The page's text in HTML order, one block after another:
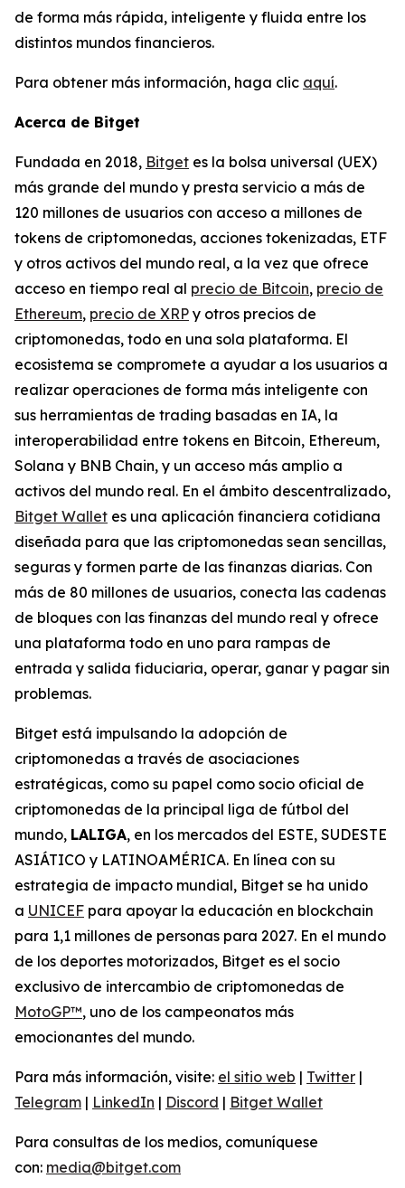
de forma más rápida, inteligente y fluida entre los
distintos mundos financieros.
Para obtener más información, haga clic aquí.
Acerca de Bitget
Fundada en 2018, Bitget es la bolsa universal (UEX)
más grande del mundo y presta servicio a más de
120 millones de usuarios con acceso a millones de
tokens de criptomonedas, acciones tokenizadas, ETF
y otros activos del mundo real, a la vez que ofrece
acceso en tiempo real al precio de Bitcoin, precio de
Ethereum, precio de XRP y otros precios de
criptomonedas, todo en una sola plataforma. El
ecosistema se compromete a ayudar a los usuarios a
realizar operaciones de forma más inteligente con
sus herramientas de trading basadas en IA, la
interoperabilidad entre tokens en Bitcoin, Ethereum,
Solana y BNB Chain, y un acceso más amplio a
activos del mundo real. En el ámbito descentralizado,
Bitget Wallet es una aplicación financiera cotidiana
diseñada para que las criptomonedas sean sencillas,
seguras y formen parte de las finanzas diarias. Con
más de 80 millones de usuarios, conecta las cadenas
de bloques con las finanzas del mundo real y ofrece
una plataforma todo en uno para rampas de
entrada y salida fiduciaria, operar, ganar y pagar sin
problemas.
Bitget está impulsando la adopción de
criptomonedas a través de asociaciones
estratégicas, como su papel como socio oficial de
criptomonedas de la principal liga de fútbol del
mundo, LALIGA, en los mercados del ESTE, SUDESTE
ASIÁTICO y LATINOAMÉRICA. En línea con su
estrategia de impacto mundial, Bitget se ha unido
a UNICEF para apoyar la educación en blockchain
para 1,1 millones de personas para 2027. En el mundo
de los deportes motorizados, Bitget es el socio
exclusivo de intercambio de criptomonedas de
MotoGP™, uno de los campeonatos más
emocionantes del mundo.
Para más información, visite: el sitio web | Twitter |
Telegram | LinkedIn | Discord | Bitget Wallet
Para consultas de los medios, comuníquese
con: media@bitget.com